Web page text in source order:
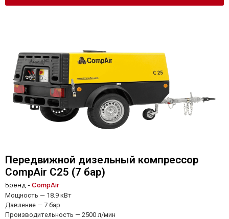
Передвижной дизельный компрессор
CompAir C25 (7 бар)
Бренд -CompAir
Мощность — 18.9 кВт
Давление — 7 бар
Производительность — 2500 л/мин